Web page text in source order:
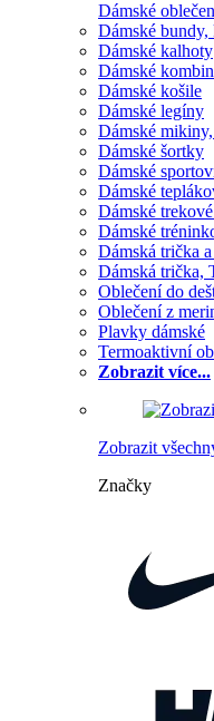
Dámské
Dámské bundy,
Dámské kalhoty
Dámské
Dámské košile
Dámské legíny
Dámské
Dámské šortky
Dámské
Dámské
Dámské
Dámské
Dámská trička
Dámská trička,
Oblečení do
Oblečení z
Plavky dámské
Termoaktivní
Zobrazit více...
Zobrazit
Značky